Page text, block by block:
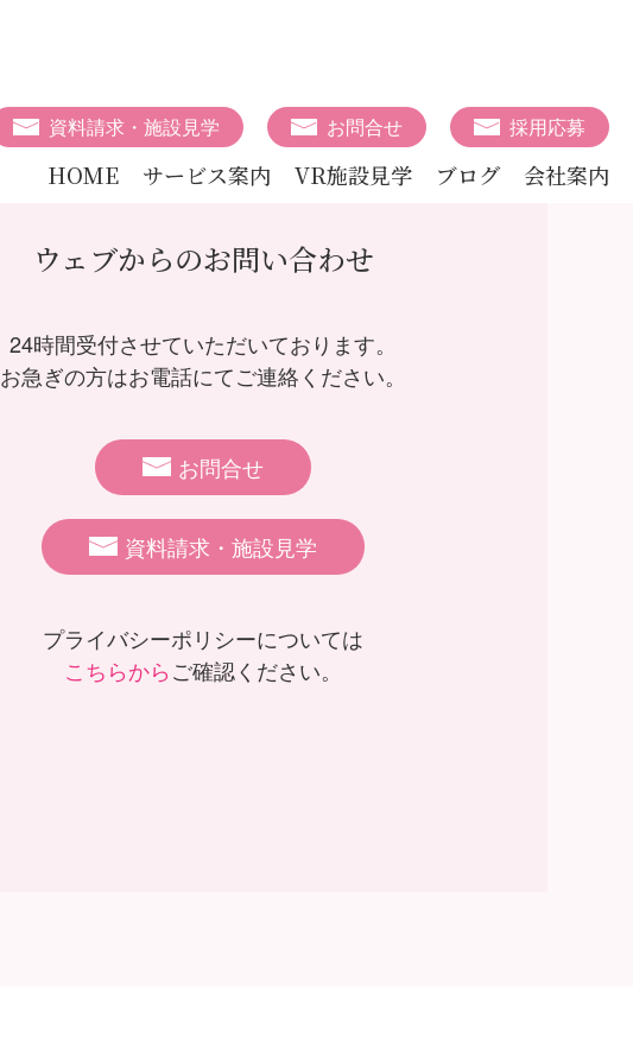
HOME サービス案内 VR施設見学 ブログ 会社案内
資料請求・施設見学 お問合せ 採用応募
ウェブからのお問い合わせ
24時間受付させていただいております。
お急ぎの方はお電話にてご連絡ください。
お問合せ
資料請求・施設見学
プライバシーポリシーについては
こちらからご確認ください。